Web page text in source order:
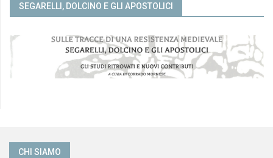
SEGARELLI, DOLCINO E GLI APOSTOLICI
CHI SIAMO